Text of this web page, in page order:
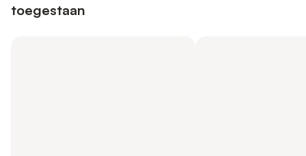
toegestaan